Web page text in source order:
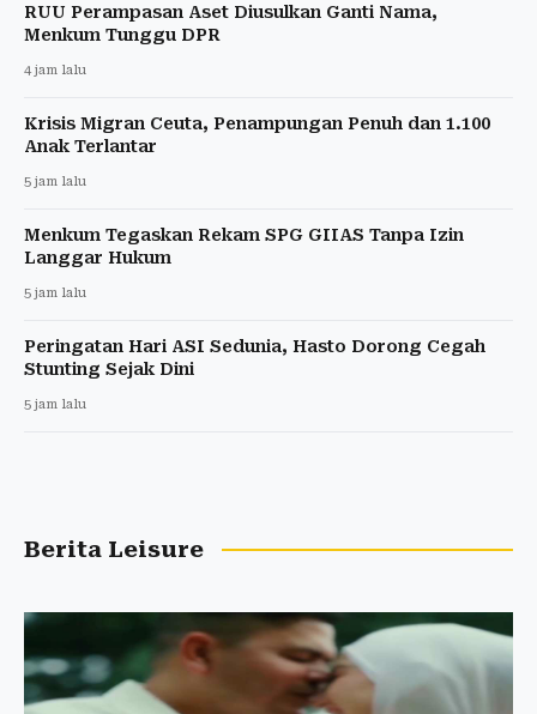
RUU Perampasan Aset Diusulkan Ganti Nama,
Menkum Tunggu DPR
4 jam lalu
Krisis Migran Ceuta, Penampungan Penuh dan 1.100
Anak Terlantar
5 jam lalu
Menkum Tegaskan Rekam SPG GIIAS Tanpa Izin
Langgar Hukum
5 jam lalu
Peringatan Hari ASI Sedunia, Hasto Dorong Cegah
Stunting Sejak Dini
5 jam lalu
Berita Leisure